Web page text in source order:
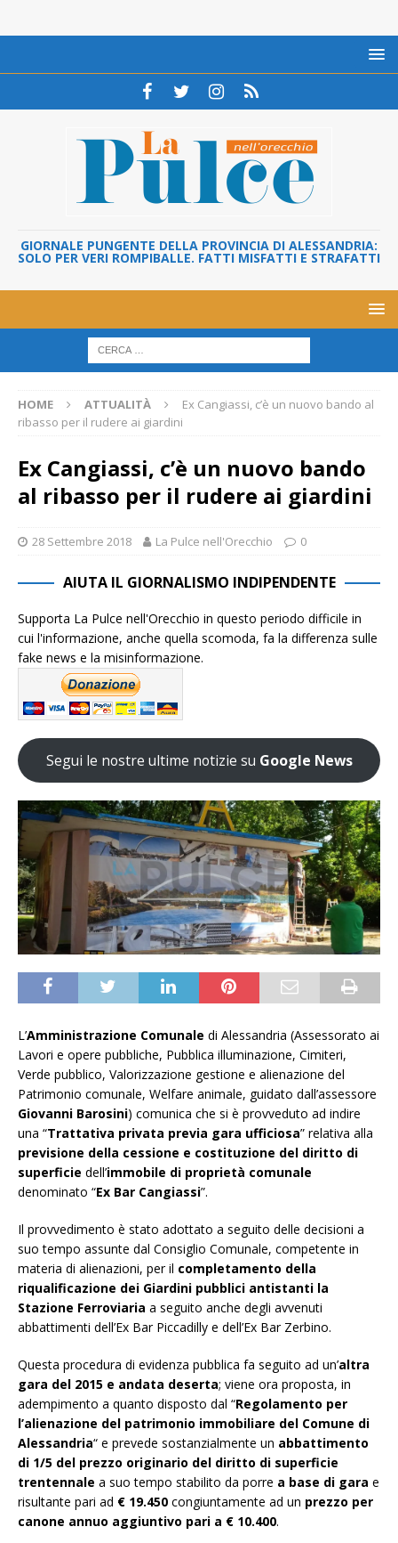
GIORNALE PUNGENTE DELLA PROVINCIA DI ALESSANDRIA:
SOLO PER VERI ROMPIBALLE. FATTI MISFATTI E STRAFATTI
HOME ATTUALITÀ
Ex Cangiassi, c’è un nuovo bando al
ribasso per il rudere ai giardini
Ex Cangiassi, c’è un nuovo bando
al ribasso per il rudere ai giardini
28 Settembre 2018 La Pulce nell'Orecchio 0
AIUTA IL GIORNALISMO INDIPENDENTE
Supporta La Pulce nell'Orecchio in questo periodo difficile in
cui l'informazione, anche quella scomoda, fa la differenza sulle
fake news e la misinformazione.
Segui le nostre ultime notizie su Google News
L’Amministrazione Comunale di Alessandria (Assessorato ai
Lavori e opere pubbliche, Pubblica illuminazione, Cimiteri,
Verde pubblico, Valorizzazione gestione e alienazione del
Patrimonio comunale, Welfare animale, guidato dall’assessore
Giovanni Barosini) comunica che si è provveduto ad indire
una “Trattativa privata previa gara ufficiosa” relativa alla
previsione della cessione e costituzione del diritto di
superficie dell’immobile di proprietà comunale
denominato “Ex Bar Cangiassi”.
Il provvedimento è stato adottato a seguito delle decisioni a
suo tempo assunte dal Consiglio Comunale, competente in
materia di alienazioni, per il completamento della
riqualificazione dei Giardini pubblici antistanti la
Stazione Ferroviaria a seguito anche degli avvenuti
abbattimenti dell’Ex Bar Piccadilly e dell’Ex Bar Zerbino.
Questa procedura di evidenza pubblica fa seguito ad un’altra
gara del 2015 e andata deserta; viene ora proposta, in
adempimento a quanto disposto dal “Regolamento per
l’alienazione del patrimonio immobiliare del Comune di
Alessandria“ e prevede sostanzialmente un abbattimento
di 1/5 del prezzo originario del diritto di superficie
trentennale a suo tempo stabilito da porre a base di gara e
risultante pari ad € 19.450 congiuntamente ad un prezzo per
canone annuo aggiuntivo pari a € 10.400.